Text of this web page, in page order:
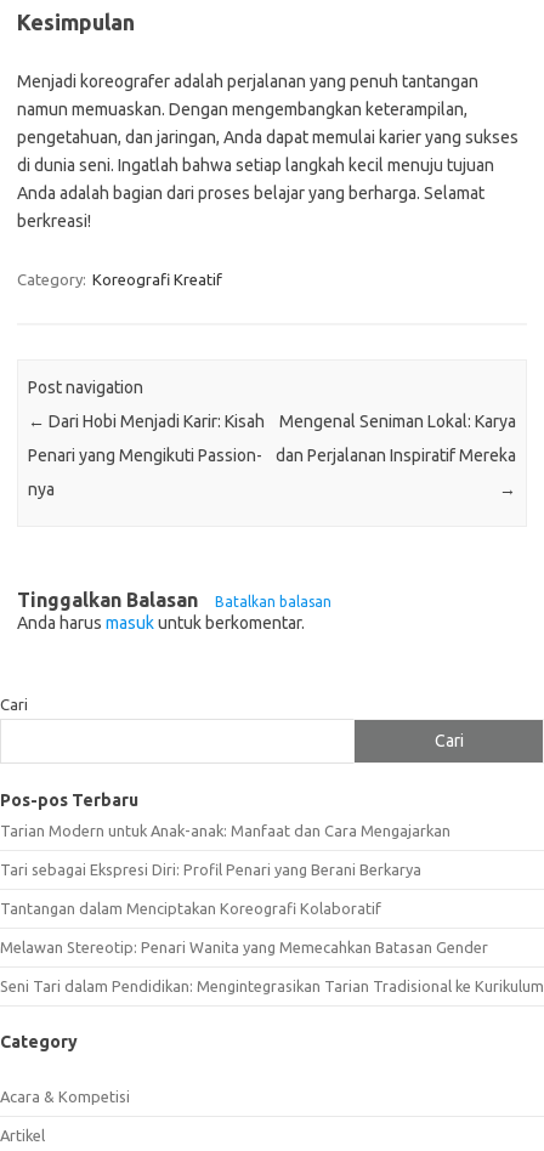
Kesimpulan
Menjadi koreografer adalah perjalanan yang penuh tantangan
namun memuaskan. Dengan mengembangkan keterampilan,
pengetahuan, dan jaringan, Anda dapat memulai karier yang sukses
di dunia seni. Ingatlah bahwa setiap langkah kecil menuju tujuan
Anda adalah bagian dari proses belajar yang berharga. Selamat
berkreasi!
Category: Koreografi Kreatif
Post navigation
← Dari Hobi Menjadi Karir: Kisah
Penari yang Mengikuti Passion-
nya
Mengenal Seniman Lokal: Karya
dan Perjalanan Inspiratif Mereka
→
Tinggalkan Balasan Batalkan balasan
Anda harus masukuntuk berkomentar.
Cari
Cari
Pos-pos Terbaru
Tarian Modern untuk Anak-anak: Manfaat dan Cara Mengajarkan
Tari sebagai Ekspresi Diri: Profil Penari yang Berani Berkarya
Tantangan dalam Menciptakan Koreografi Kolaboratif
Melawan Stereotip: Penari Wanita yang Memecahkan Batasan Gender
Seni Tari dalam Pendidikan: Mengintegrasikan Tarian Tradisional ke Kurikulum
Category
Acara & Kompetisi
Artikel